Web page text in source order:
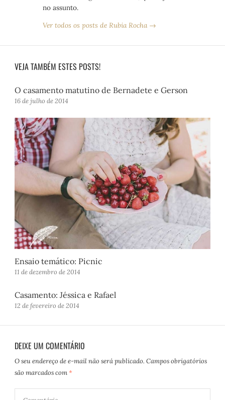
no assunto.
Ver todos os posts de Rubia Rocha →
VEJA TAMBÉM ESTES POSTS!
O casamento matutino de Bernadete e Gerson
16 de julho de 2014
Ensaio temático: Picnic
11 de dezembro de 2014
Casamento: Jéssica e Rafael
12 de fevereiro de 2014
DEIXE UM COMENTÁRIO
O seu endereço de e-mail não será publicado. Campos obrigatórios
são marcados com *